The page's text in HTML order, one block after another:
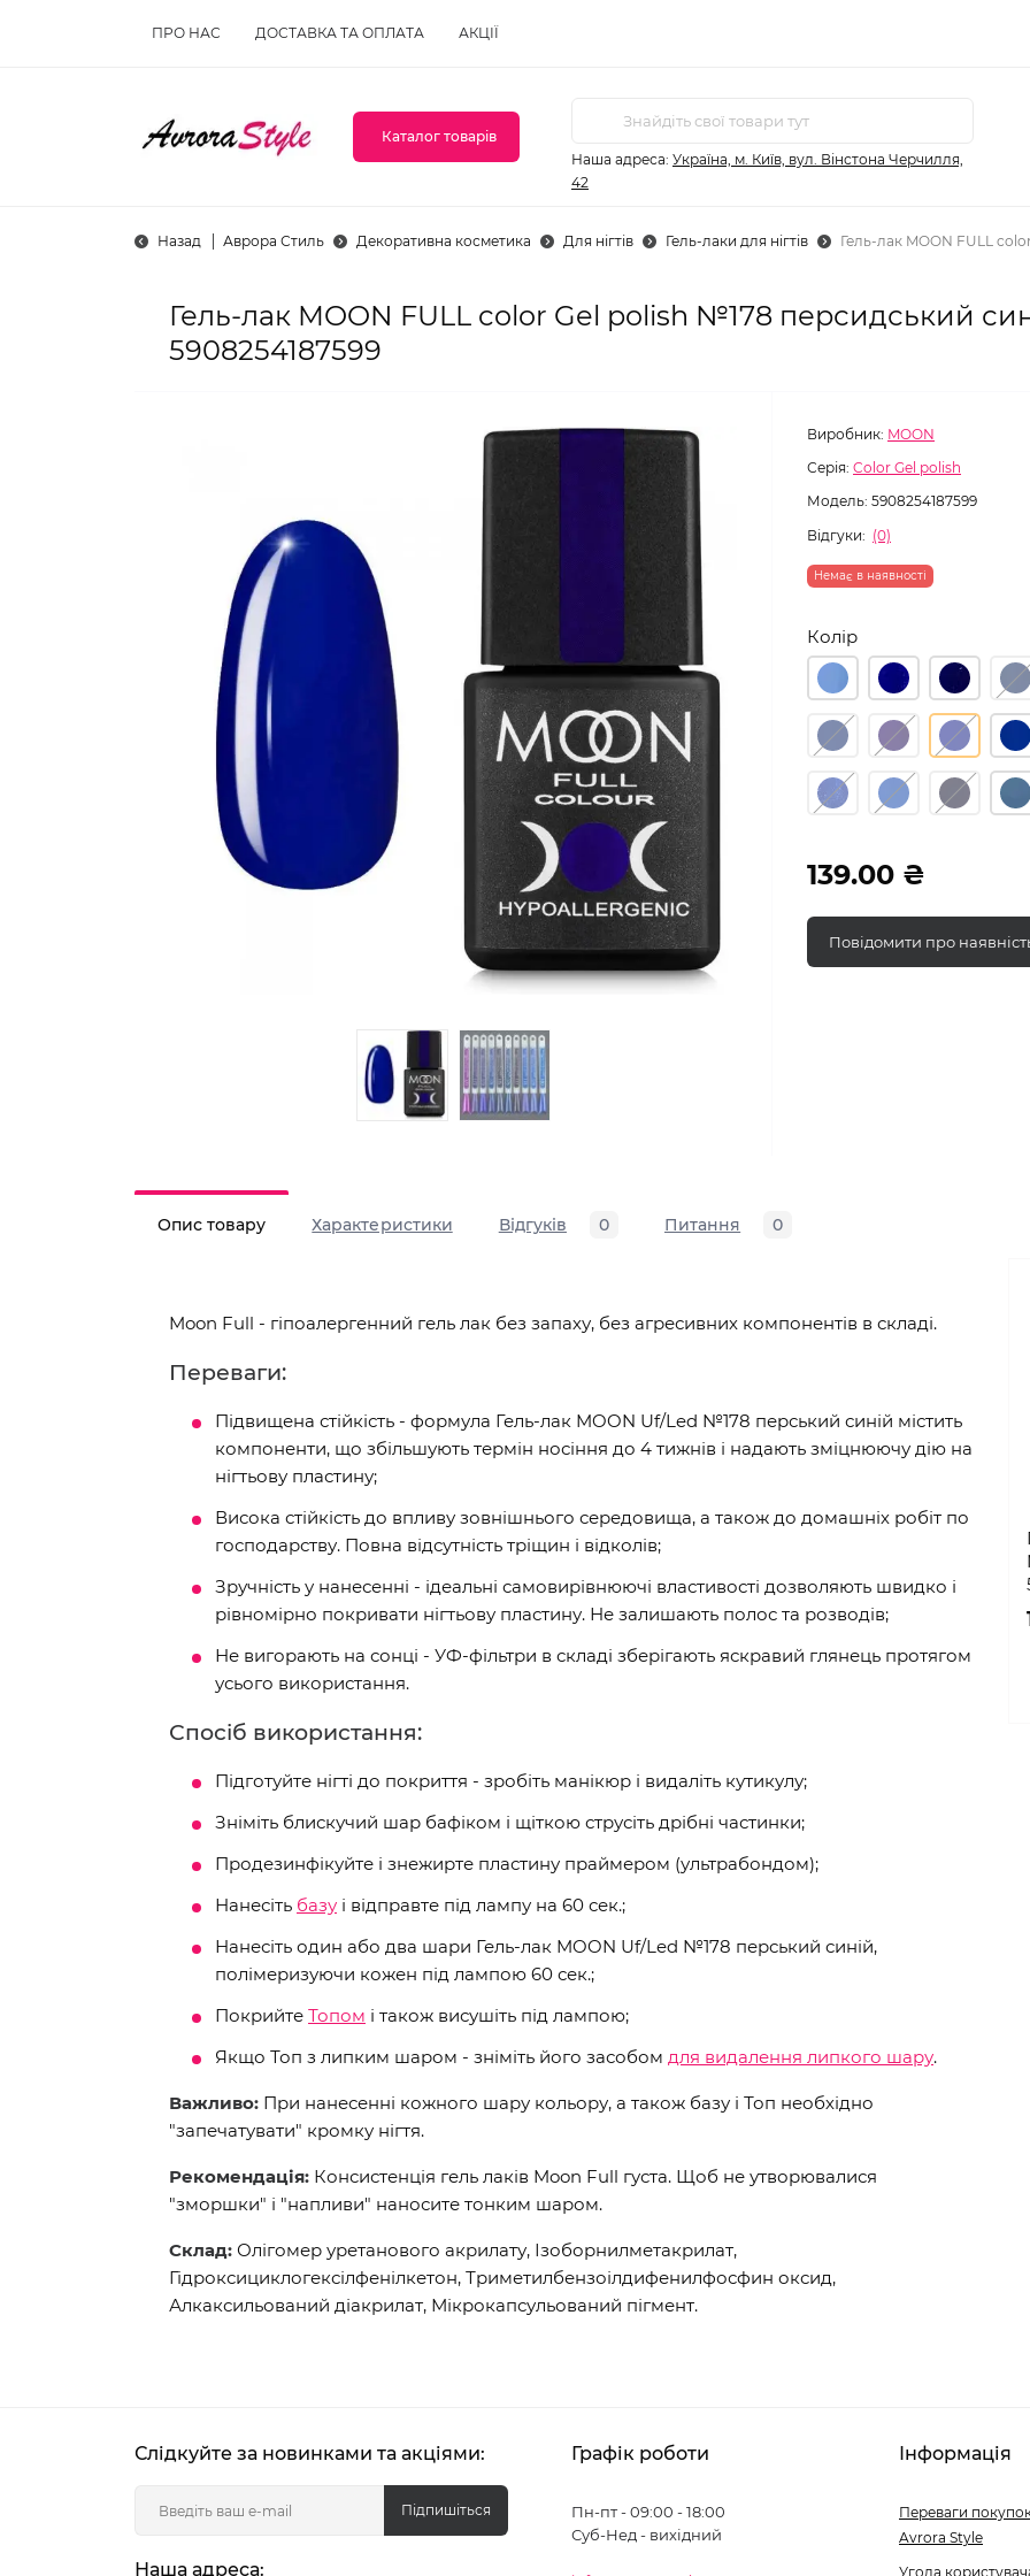
ПРО НАС ДОСТАВКА ТА ОПЛАТА АКЦІЇ
Каталог товарів
Наша адреса: Україна, м. Київ, вул. Вінстона Черчилля,
42
Назад Аврора Стиль Декоративна косметика Для нігтів Гель-лаки для нігтів Гель-лак MOON FULL
Гель-лак MOON FULL color Gel polish №178 персидський
5908254187599
Виробник: MOON
Серія: Color Gel polish
Модель: 5908254187599
Відгуки: (0)
Немає в наявності
Колір
139.00 ₴
Повідомити про
Опис товару Характеристики Відгуків 0 Питання 0
Moon Full - гіпоалергенний гель лак без запаху, без агресивних компонентів в складі.
Переваги:
Підвищена стійкість - формула Гель-лак MOON Uf/Led №178 перський синій містить
компоненти, що збільшують термін носіння до 4 тижнів і надають зміцнюючу дію на
нігтьову пластину;
Висока стійкість до впливу зовнішнього середовища, а також до домашніх робіт по
господарству. Повна відсутність тріщин і відколів;
Зручність у нанесенні - ідеальні самовирівнюючі властивості дозволяють швидко і
рівномірно покривати нігтьову пластину. Не залишають полос та розводів;
Не вигорають на сонці - УФ-фільтри в складі зберігають яскравий глянець протягом
усього використання.
Спосіб використання:
Підготуйте нігті до покриття - зробіть манікюр і видаліть кутикулу;
Зніміть блискучий шар бафіком і щіткою струсіть дрібні частинки;
Продезинфікуйте і знежирте пластину праймером (ультрабондом);
Нанесіть базу і відправте під лампу на 60 сек.;
Нанесіть один або два шари Гель-лак MOON Uf/Led №178 перський синій,
полімеризуючи кожен під лампою 60 сек.;
Покрийте Топом і також висушіть під лампою;
Якщо Топ з липким шаром - зніміть його засобом для видалення липкого шару.
Важливо: При нанесенні кожного шару кольору, а також базу і Топ необхідно
"запечатувати" кромку нігтя.
Рекомендація: Консистенція гель лаків Moon Full густа. Щоб не утворювалися
"зморшки" і "напливи" наносите тонким шаром.
Склад: Олігомер уретанового акрилату, Ізоборнилметакрилат,
Гідроксициклогексілфенілкетон, Триметилбензоілдифенилфосфин оксид,
Алкаксильований діакрилат, Мікрокапсульований пігмент.
Слідкуйте за новинками та акціями:
Підпишіться
Наша адреса:
Графік роботи
Пн-пт - 09:00 - 18:00
Суб-Нед - вихідний
Інформація
Переваги
Avrora Style
Угода